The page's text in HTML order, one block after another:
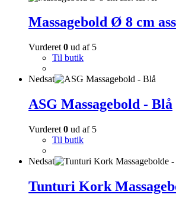
Massagebold Ø 8 cm
Vurderet 0 ud af 5
Til butik
Nedsat
ASG Massagebold - Blå
Vurderet 0 ud af 5
Til butik
Nedsat
Tunturi Kork